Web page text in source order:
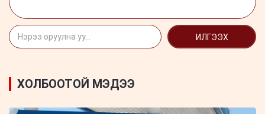
ИЛГЭЭХ
ХОЛБООТОЙ МЭДЭЭ